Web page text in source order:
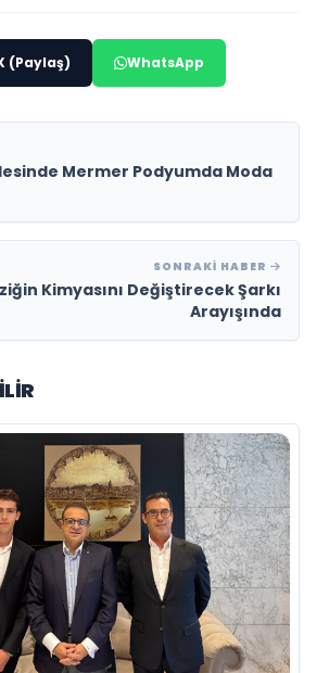
(Paylaş) WhatsApp
Mermer Podyumda Moda
SONRAKI HABER
Kimyasını Değiştirecek Şarkı
Arayışında